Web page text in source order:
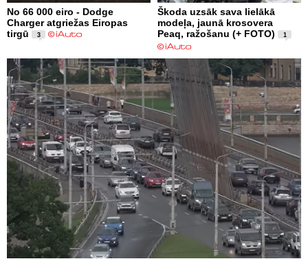
No 66 000 eiro - Dodge
Charger atgriežas Eiropas
tirgū
3
Škoda uzsāk sava lielākā
modeļa, jaunā krosovera
Peaq, ražošanu (+ FOTO)
1